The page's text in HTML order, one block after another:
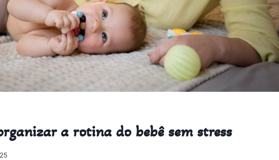
a rotina do bebê sem stress